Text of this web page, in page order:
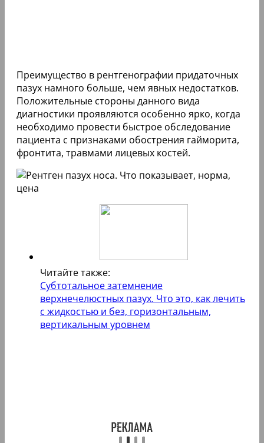
Преимущество в рентгенографии придаточных
пазух намного больше, чем явных недостатков.
Положительные стороны данного вида
диагностики проявляются особенно ярко, когда
необходимо провести быстрое обследование
пациента с признаками обострения гайморита,
фронтита, травмами лицевых костей.
Читайте также:
Субтотальное затемнение
верхнечелюстных пазух. Что это, как лечить
с жидкостью и без, горизонтальным,
вертикальным уровнем